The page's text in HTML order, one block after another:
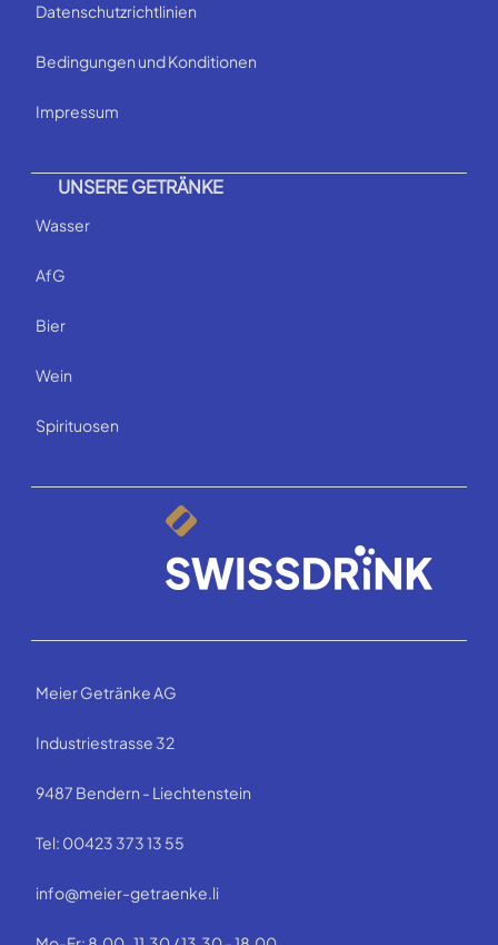
Datenschutzrichtlinien
Bedingungen und Konditionen
Impressum
UNSERE GETRÄNKE
Wasser
AfG
Bier
Wein
Spirituosen
Meier Getränke AG
Industriestrasse 32
9487 Bendern - Liechtenstein
Tel: 00423 373 13 55
info@meier-getraenke.li